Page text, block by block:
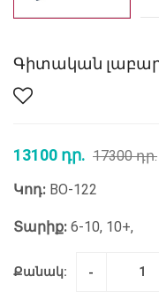
Գիտական
13100 դր. 17300 դր.
Կոդ: BO-122
Տարիք: 6-10, 10+,
Քանակ: -